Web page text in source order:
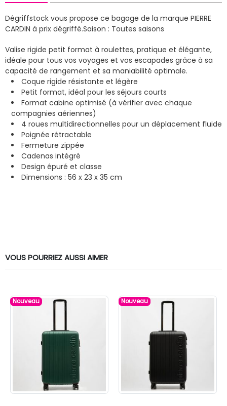
Dégriffstock vous propose ce bagage de la marque PIERRE
CARDIN à prix dégriffé.Saison : Toutes saisons
Valise rigide petit format à roulettes, pratique et élégante,
idéale pour tous vos voyages et vos escapades grâce à sa
capacité de rangement et sa maniabilité optimale.
Coque rigide résistante et légère
Petit format, idéal pour les séjours courts
Format cabine optimisé (à vérifier avec chaque
compagnies aériennes)
4 roues multidirectionnelles pour un déplacement fluide
Poignée rétractable
Fermeture zippée
Cadenas intégré
Design épuré et classe
Dimensions : 56 x 23 x 35 cm
VOUS POURRIEZ AUSSI AIMER
Nouveau Nouveau